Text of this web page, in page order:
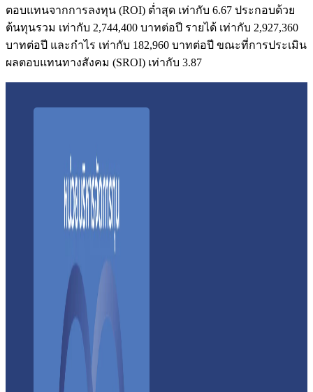
ตอบแทนจากการลงทุน (ROI) ต่ำสุด เท่ากับ 6.67 ประกอบด้วย
ต้นทุนรวม เท่ากับ 2,744,400 บาทต่อปี รายได้ เท่ากับ 2,927,360
บาทต่อปี และกำไร เท่ากับ 182,960 บาทต่อปี ขณะที่การประเมิน
ผลตอบแทนทางสังคม (SROI) เท่ากับ 3.87